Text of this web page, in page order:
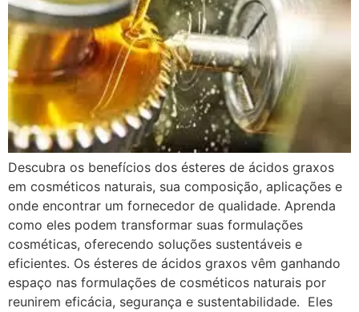
Descubra os benefícios dos ésteres de ácidos graxos
em cosméticos naturais, sua composição, aplicações e
onde encontrar um fornecedor de qualidade. Aprenda
como eles podem transformar suas formulações
cosméticas, oferecendo soluções sustentáveis e
eficientes. Os ésteres de ácidos graxos vêm ganhando
espaço nas formulações de cosméticos naturais por
reunirem eficácia, segurança e sustentabilidade. Eles